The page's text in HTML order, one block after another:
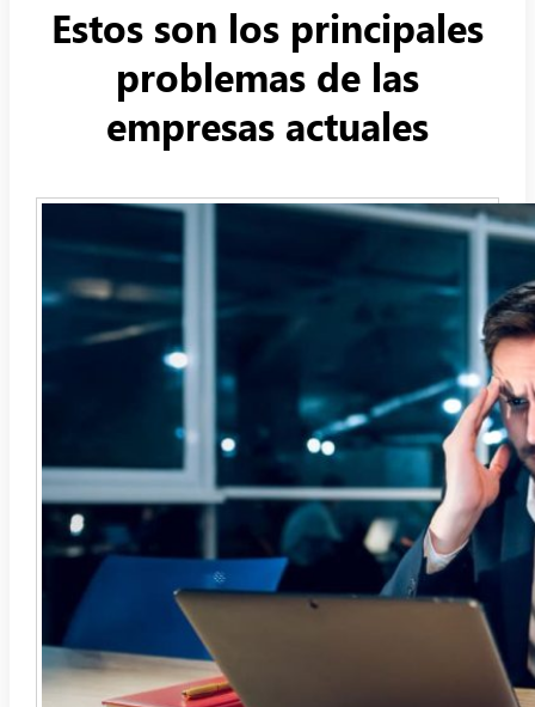
Estos son los principales
problemas de las
empresas actuales